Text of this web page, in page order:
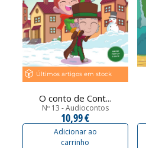
Últimos artigos em stock
O conto de Cont...
Nº 13 - Audiocontos
10,99 €
Adicionar ao
carrinho